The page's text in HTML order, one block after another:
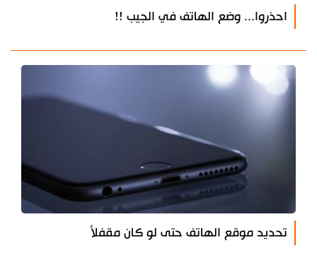
احذروا... وضع الهاتف في الجيب !!
تحديد موقع الهاتف حتى لو كان مقفلاً